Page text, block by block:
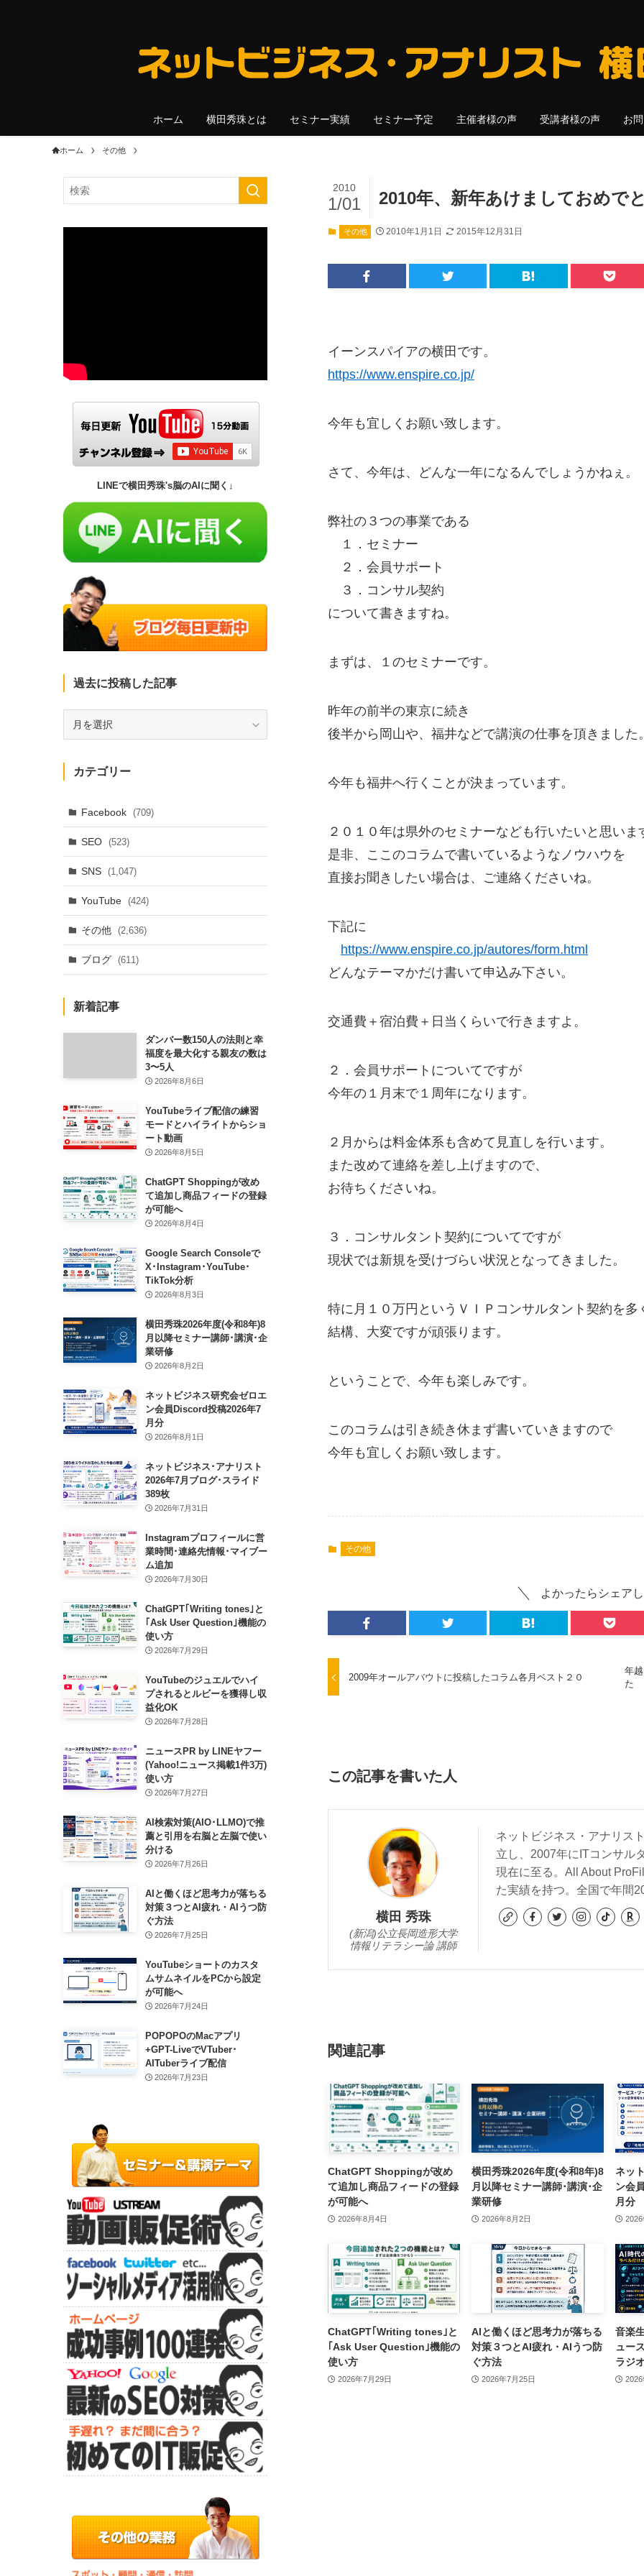
ホーム 横田秀珠とは セミナー実績 セミナー予定 主催者様の声 受講者様の声 お
ホーム その他
2010年、新年あけましておめで
2010
1/01
その他 2010年1月1日 2015年12月31日
イーンスパイアの横田です。
https://www.enspire.co.jp/
今年も宜しくお願い致します。
さて、今年は、どんな一年になるんでしょうかねぇ。
弊社の３つの事業である
１．セミナー
２．会員サポート
３．コンサル契約
について書きますね。
まずは、１のセミナーです。
昨年の前半の東京に続き
後半から岡山や、福井などで講演の仕事を頂きました。
今年も福井へ行くことが決まっています。
２０１０年は県外のセミナーなども行いたいと思いま
是非、ここのコラムで書いているようなノウハウを
直接お聞きしたい場合は、ご連絡くださいね。
下記に
https://www.enspire.co.jp/autores/form.html
どんなテーマかだけ書いて申込み下さい。
交通費＋宿泊費＋日当くらいで行きますよ。
２．会員サポートについてですが
今年の１月末で１周年になります。
２月からは料金体系も含めて見直しを行います。
また改めて連絡を差し上げますので、
お待ちくださいね。
３．コンサルタント契約についてですが
現状では新規を受けづらい状況となってきました。
特に月１０万円というＶＩＰコンサルタント契約を多
結構、大変ですが頑張ります。
ということで、今年も楽しみです。
このコラムは引き続き休まず書いていきますので
今年も宜しくお願い致します。
その他
よかったらシェアし
2009年オールアバウトに投稿したコラム各月ベスト２０
年
た
この記事を書いた人
横田 秀珠
(新潟)公立長岡造形大学
情報リテラシー論 講師
ネットビジネス・アナリス
立し、2007年にITコンサル
現在に至る。All About
た実績を持つ。全国で年間
関連記事
ChatGPT Shoppingが改め
て追加し商品フィードの登録
が可能へ
2026年8月4日
横田秀珠2026年度(令和8年)8
月以降セミナー講師･講演･企
業研修
2026年8月2日
ネッ
ン会
月分
2026
ChatGPT｢Writing tones｣と
｢Ask User Question｣機能の
使い方
2026年7月29日
AIと働くほど思考力が落ちる
対策３つとAI疲れ・AIうつ防
ぐ方法
2026年7月25日
音楽
ュー
ラジ
2026
LINEで横田秀珠's脳のAIに聞く↓
過去に投稿した記事
投
稿
た
記
事
カテゴリー
Facebook (709)
SEO (523)
SNS (1,047)
YouTube (424)
その他 (2,636)
ブログ (611)
新着記事
ダンバー数150人の法則と幸
福度を最大化する親友の数は
3〜5人
2026年8月6日
YouTubeライブ配信の練習
モードとハイライトからショ
ート動画
2026年8月5日
ChatGPT Shoppingが改め
て追加し商品フィードの登録
が可能へ
2026年8月4日
Google Search Consoleで
X･Instagram･YouTube･
TikTok分析
2026年8月3日
横田秀珠2026年度(令和8年)8
月以降セミナー講師･講演･企
業研修
2026年8月2日
ネットビジネス研究会ゼロエ
ン会員Discord投稿2026年7
月分
2026年8月1日
ネットビジネス･アナリスト
2026年7月ブログ･スライド
389枚
2026年7月31日
Instagramプロフィールに営
業時間･連絡先情報･マイブー
ム追加
2026年7月30日
ChatGPT｢Writing tones｣と
｢Ask User Question｣機能の
使い方
2026年7月29日
YouTubeのジュエルでハイ
プされるとルビーを獲得し収
益化OK
2026年7月28日
ニュースPR by LINEヤフー
(Yahoo!ニュース掲載1件3万)
使い方
2026年7月27日
AI検索対策(AIO･LLMO)で推
薦と引用を右脳と左脳で使い
分ける
2026年7月26日
AIと働くほど思考力が落ちる
対策３つとAI疲れ・AIうつ防
ぐ方法
2026年7月25日
YouTubeショートのカスタ
ムサムネイルをPCから設定
が可能へ
2026年7月24日
POPOPOのMacアプリ
+GPT-LiveでVTuber･
AITuberライブ配信
2026年7月23日